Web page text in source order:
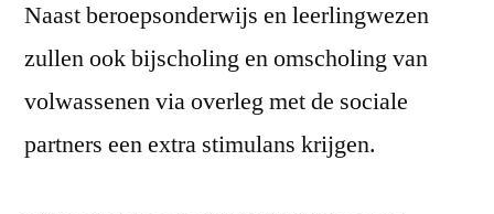
Naast beroepsonderwijs en leerlingwezen
zullen ook bijscholing en omscholing van
volwassenen via overleg met de sociale
partners een extra stimulans krijgen.